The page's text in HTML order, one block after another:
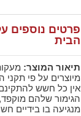
פרטים נוספים
הבית
תיאור המוצר:
מיוצרים על פי תקני
אין כל חשש
הגימור שלהם
מנגיעה בו בידיים